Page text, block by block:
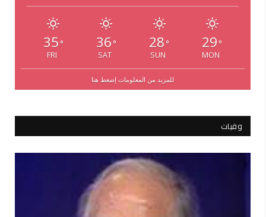
35 °
FRI
36 °
SAT
28 °
SUN
29 °
MON
للمزيد من المعلومات إضغط هنا
وفيات